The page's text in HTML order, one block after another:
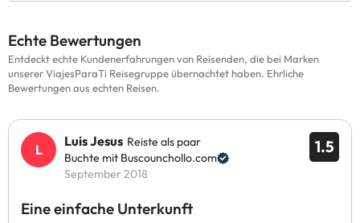
Echte Bewertungen
Entdeckt echte Kundenerfahrungen von Reisenden, die bei Marken
unserer ViajesParaTi Reisegruppe übernachtet haben. Ehrliche
Bewertungen aus echten Reisen.
1.5
Luis Jesus Reiste als paar
Buchte mit Buscounchollo.com
September 2018
Eine einfache Unterkunft